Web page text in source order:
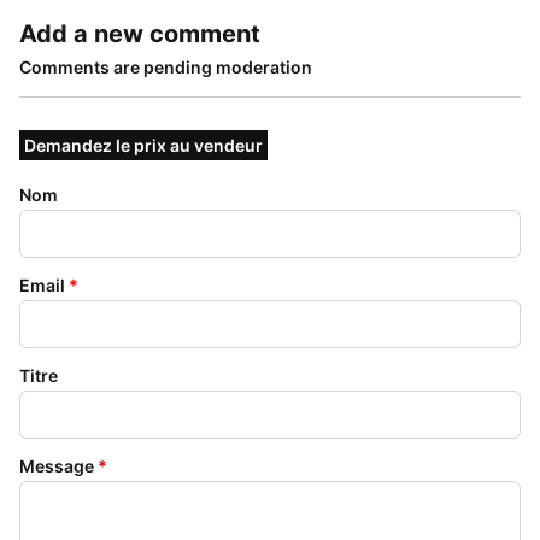
Add a new comment
Comments are pending moderation
Demandez le prix au vendeur
Nom
Email *
Titre
Message *